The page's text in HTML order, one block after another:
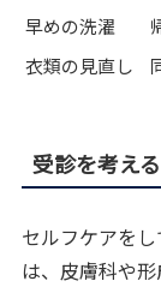
早めの洗濯
衣類の見直し
受診を考える
セルフケアを
は、皮膚科や